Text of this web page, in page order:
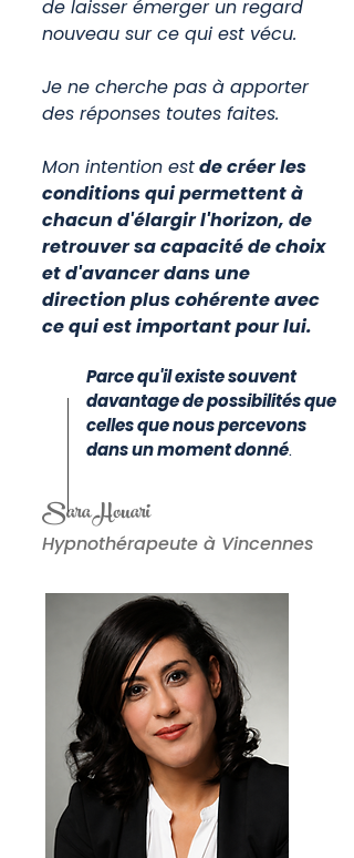
de laisser émerger un regard
nouveau sur ce qui est vécu.
Je ne cherche pas à apporter
des réponses toutes faites.
Mon intention estde créer les
conditions qui permettent à
chacun d'élargir l'horizon, de
retrouver sa capacité de choix
et d'avancer dans une
direction plus cohérente avec
ce qui est important pour lui.
Parce qu'il existe souvent
davantage de possibilités que
celles que nous percevons
dans un moment donné.
Sara Houari
Hypnothérapeute à Vincennes